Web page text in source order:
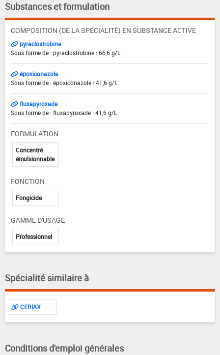
Substances et formulation
COMPOSITION (DE LA SPÉCIALITÉ) EN SUBSTANCE ACTIVE
pyraclostrobine
Sous forme de : pyraclostrobine : 66,6 g/L
époxiconazole
Sous forme de : époxiconazole : 41,6 g/L
fluxapyroxade
Sous forme de : fluxapyroxade : 41,6 g/L
FORMULATION
Concentré
émulsionnable
FONCTION
Fongicide
GAMME D'USAGE
Professionnel
Spécialité similaire à
CERIAX
Conditions d'emploi générales